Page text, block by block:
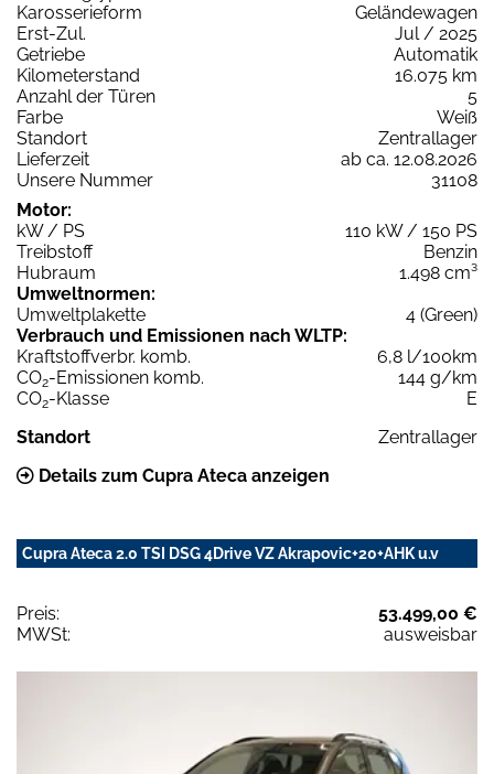
Karosserieform
Geländewagen
Erst-Zul.
Jul / 2025
Getriebe
Automatik
Kilometerstand
16.075 km
Anzahl der Türen
5
Farbe
Weiß
Standort
Zentrallager
Lieferzeit
ab ca. 12.08.2026
Unsere Nummer
31108
Motor:
kW / PS
110 kW / 150 PS
Treibstoff
Benzin
Hubraum
1.498 cm³
Umweltnormen:
Umweltplakette
4 (Green)
Verbrauch und Emissionen nach WLTP:
Kraftstoffverbr. komb.
6,8 l/100km
CO2-Emissionen komb.
144 g/km
CO2-Klasse
E
Standort
Zentrallager
Details zum Cupra Ateca anzeigen
Cupra Ateca 2.0 TSI DSG 4Drive VZ Akrapovic+20+AHK u.v
Preis:
53.499,00 €
MWSt:
ausweisbar